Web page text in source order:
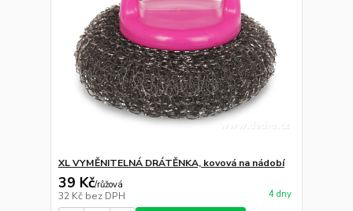
XL VYMĚNITELNÁ DRÁTĚNKA, kovová na nádobí
39 Kč/růžová
32 Kč bez DPH 4 dny